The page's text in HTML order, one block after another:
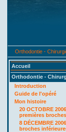
Orthodontie -
Accueil
Orthodontie -
Introduction
Guide de l'opéré
Mon histoire
20 OCTOBRE
premières broches
8 DÉCEMBRE
broches